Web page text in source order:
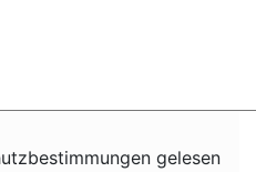
gelesen